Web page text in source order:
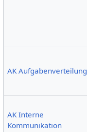
AK Aufgabenverteilung
AK Interne
Kommunikation